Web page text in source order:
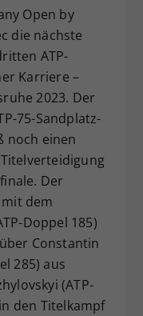
Open by
die nächste
ATP-
Karriere –
2023. Der
75-Sandplatz-
noch einen
Der
mit dem
Doppel 185)
Constantin
285) aus
(ATP-
den Titelkampf
Ihre Consent-
anderem eine
für die
Ihrer
falls der
dies eingestellt